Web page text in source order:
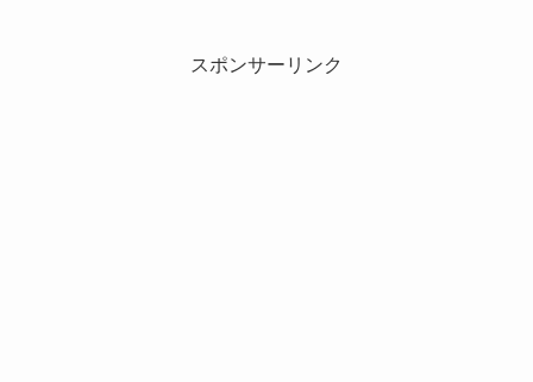
スポンサーリンク